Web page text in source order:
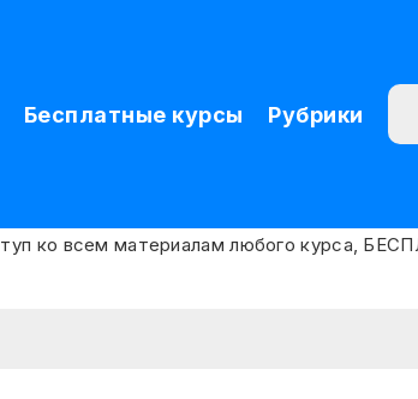
Бесплатные курсы Рубрики